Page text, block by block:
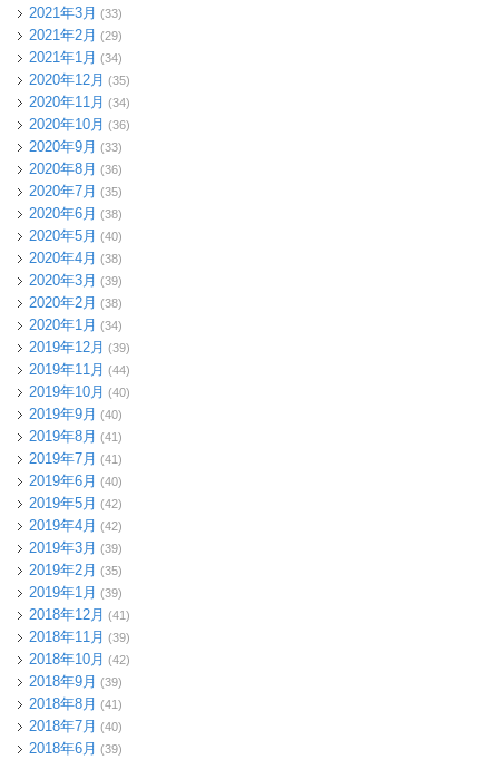
2021年3月 (33)
2021年2月 (29)
2021年1月 (34)
2020年12月 (35)
2020年11月 (34)
2020年10月 (36)
2020年9月 (33)
2020年8月 (36)
2020年7月 (35)
2020年6月 (38)
2020年5月 (40)
2020年4月 (38)
2020年3月 (39)
2020年2月 (38)
2020年1月 (34)
2019年12月 (39)
2019年11月 (44)
2019年10月 (40)
2019年9月 (40)
2019年8月 (41)
2019年7月 (41)
2019年6月 (40)
2019年5月 (42)
2019年4月 (42)
2019年3月 (39)
2019年2月 (35)
2019年1月 (39)
2018年12月 (41)
2018年11月 (39)
2018年10月 (42)
2018年9月 (39)
2018年8月 (41)
2018年7月 (40)
2018年6月 (39)